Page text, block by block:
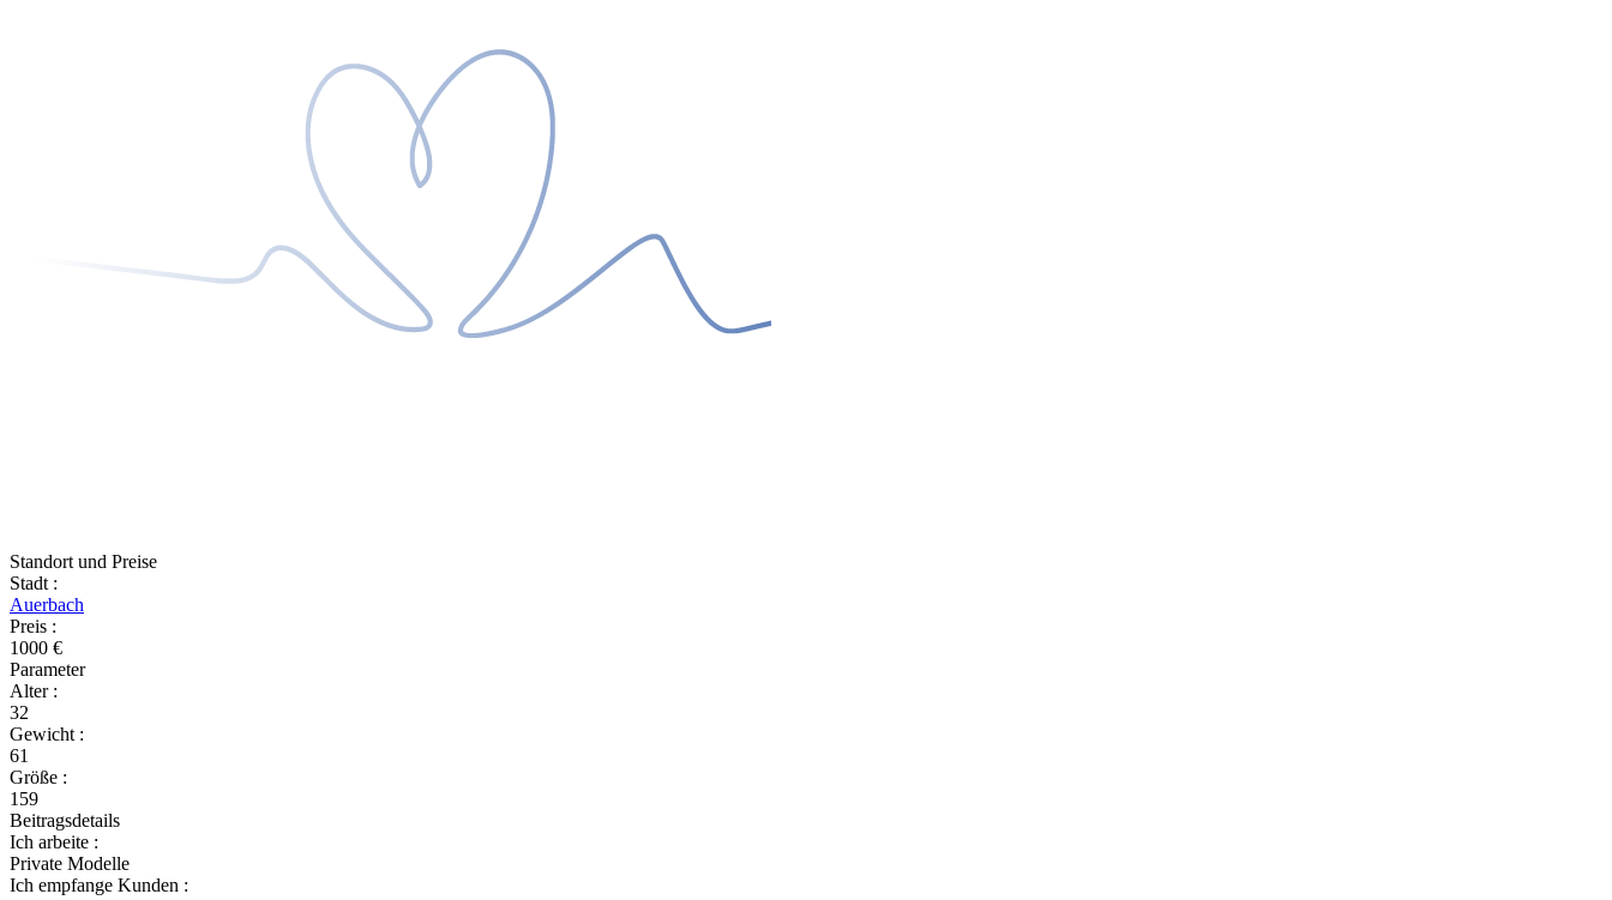
Standort und Preise
Stadt :
Auerbach
Preis :
1000 €
Parameter
Alter :
32
Gewicht :
61
Größe :
159
Beitragsdetails
Ich arbeite :
Private Modelle
Ich empfange Kunden :